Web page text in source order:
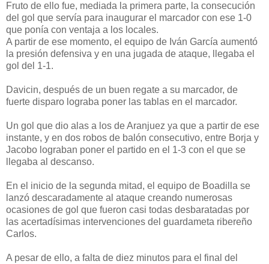
Fruto de ello fue, mediada la primera parte, la consecución
del gol que servía para inaugurar el marcador con ese 1-0
que ponía con ventaja a los locales.
A partir de ese momento, el equipo de Iván García aumentó
la presión defensiva y en una jugada de ataque, llegaba el
gol del 1-1.
Davicin, después de un buen regate a su marcador, de
fuerte disparo lograba poner las tablas en el marcador.
Un gol que dio alas a los de Aranjuez ya que a partir de ese
instante, y en dos robos de balón consecutivo, entre Borja y
Jacobo lograban poner el partido en el 1-3 con el que se
llegaba al descanso.
En el inicio de la segunda mitad, el equipo de Boadilla se
lanzó descaradamente al ataque creando numerosas
ocasiones de gol que fueron casi todas desbaratadas por
las acertadísimas intervenciones del guardameta ribereño
Carlos.
A pesar de ello, a falta de diez minutos para el final del